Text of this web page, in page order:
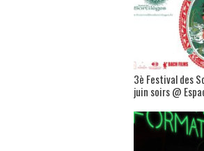
3è Festival des
juin soirs @